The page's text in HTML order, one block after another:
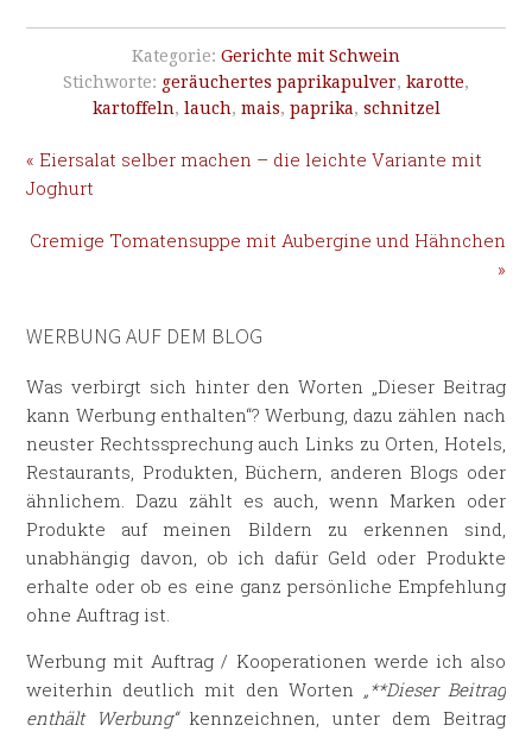
Kategorie: Gerichte mit Schwein
Stichworte: geräuchertes paprikapulver, karotte,
kartoffeln, lauch, mais, paprika, schnitzel
« Eiersalat selber machen – die leichte Variante mit
Joghurt
Cremige Tomatensuppe mit Aubergine und Hähnchen
»
WERBUNG AUF DEM BLOG
Was verbirgt sich hinter den Worten „Dieser Beitrag
kann Werbung enthalten“? Werbung, dazu zählen nach
neuster Rechtssprechung auch Links zu Orten, Hotels,
Restaurants, Produkten, Büchern, anderen Blogs oder
ähnlichem. Dazu zählt es auch, wenn Marken oder
Produkte auf meinen Bildern zu erkennen sind,
unabhängig davon, ob ich dafür Geld oder Produkte
erhalte oder ob es eine ganz persönliche Empfehlung
ohne Auftrag ist.
Werbung mit Auftrag / Kooperationen werde ich also
weiterhin deutlich mit den Worten „**Dieser Beitrag
enthält Werbung“kennzeichnen, unter dem Beitrag